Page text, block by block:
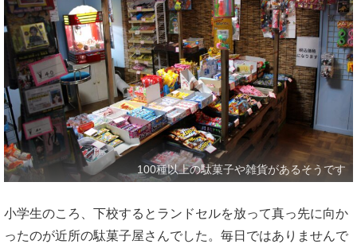
100種以上の駄菓子や雑貨があるそうです
小学生のころ、下校するとランドセルを放って真っ先に向か
ったのが近所の駄菓子屋さんでした。毎日ではありませんで